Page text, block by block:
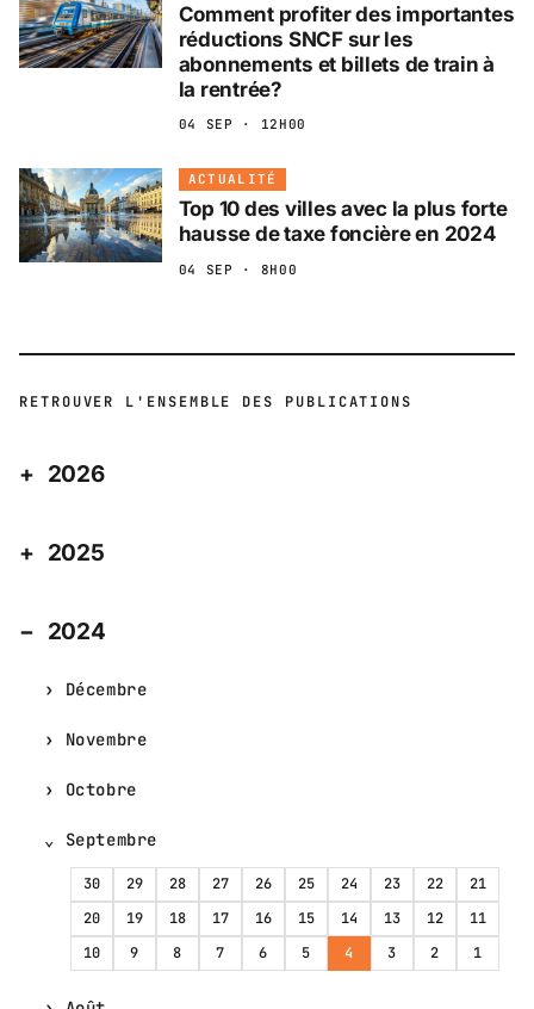
Comment profiter des importantes
réductions SNCF sur les
abonnements et billets de train à
la rentrée?
04 SEP · 12H00
ACTUALITÉ
Top 10 des villes avec la plus forte
hausse de taxe foncière en 2024
04 SEP · 8H00
RETROUVER L'ENSEMBLE DES PUBLICATIONS
2026
2025
2024
Décembre
Novembre
Octobre
Septembre
30 29 28 27 26 25 24 23 22
21
20
19 18 17 16 15 14 13 12
11
10
9 8 7 6 5 4 3 2 1